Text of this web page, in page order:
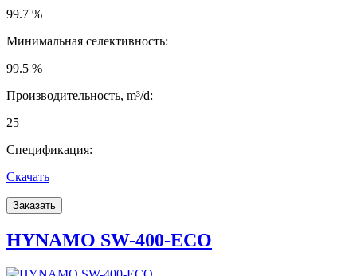
99.7 %
Минимальная селективность:
99.5 %
Производительность, m³/d:
25
Спецификация:
Скачать
Заказать
HYNAMO SW-400-ECO